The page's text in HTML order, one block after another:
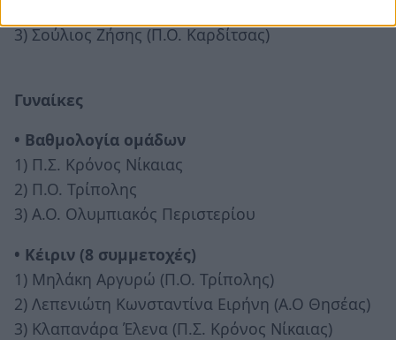
3) Σούλιος Ζήσης (Π.Ο. Καρδίτσας)
Γυναίκες
• Βαθμολογία ομάδων
1) Π.Σ. Κρόνος Νίκαιας
2) Π.Ο. Τρίπολης
3) Α.Ο. Ολυμπιακός Περιστερίου
• Κέιριν (8 συμμετοχές)
1) Μηλάκη Αργυρώ (Π.Ο. Τρίπολης)
2) Λεπενιώτη Κωνσταντίνα Ειρήνη (Α.Ο Θησέας)
3) Κλαπανάρα Έλενα (Π.Σ. Κρόνος Νίκαιας)